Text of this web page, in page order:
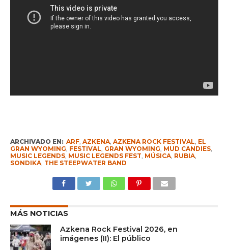
ARCHIVADO EN: ARF, AZKENA, AZKENA ROCK FESTIVAL, EL
GRAN WYOMING, FESTIVAL, GRAN WYOMING, MUD CANDIES,
MUSIC LEGENDS, MUSIC LEGENDS FEST, MÚSICA, RUBIA,
SONDIKA, THE STEEPWATER BAND
MÁS NOTICIAS
Azkena Rock Festival 2026, en
imágenes (II): El público